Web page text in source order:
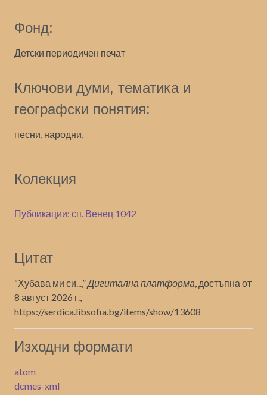
Фонд:
Детски периодичен печат
Ключови думи, тематика и
географски понятия:
песни, народни,
Колекция
Публикации: сп. Венец 1042
Цитат
“Хубава ми си...,”Дигитална платформа, достъпна от
8 август 2026 г.,
https://serdica.libsofia.bg/items/show/13608
Изходни формати
atom
dcmes-xml